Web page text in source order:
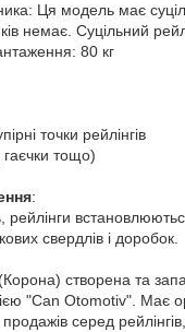
Ця модель має
немає. Суцільний
80 кг
точки рейлінгів
тощо)
:
рейлінги
свердлів і доробок.
створена та
"Can Otomotiv". Має
серед